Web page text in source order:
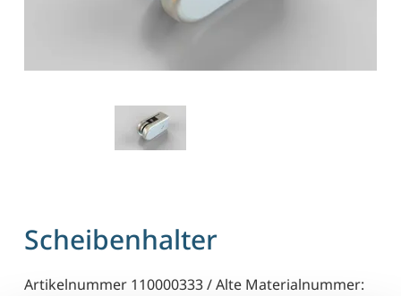
Scheibenhalter
Artikelnummer 110000333 / Alte Materialnummer: